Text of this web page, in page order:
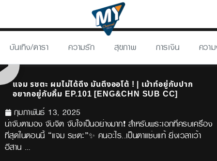
บันเทิง/ดารา ความรัก สุขภาพ การเงิน ควา
แจม รชตะ ผมไม่ได้ดึง มันตึงออโต้ ! | เม้าท์อยู่กับปาก
อยากอยู่กับคิ้ม EP.101 [ENG&CHN SUB CC]
กุมภาพันธ์ 13, 2025
น่าจับตามอง จับจิต จับใจเป็นอย่างมาก❗ สำหรับพระเอกที่ครบเครื่อง
ที่สุดในตอนนี้ “แจม รชตะ”✨ คนอะไร..เป็นตาแซ่บแท้ ยิ่งเวลาเว้า
อีสาน …